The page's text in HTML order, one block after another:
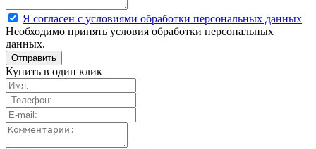
Я согласен с условиями обработки персональных данных
Необходимо принять условия обработки персональных
данных.
Купить в один клик